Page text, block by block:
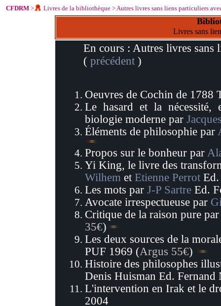
CFDRM> Livres de la bibliothèque>Autres livres sans liens particuliers
Livres sans
En cours : Autres livres sans
(précédent )
Oeuvres de Cochin de 1788
Le hasard et la nécessité,
biologie moderne par
Éléments de philosophie par
Propos sur le bonheur par
Yi King, le livre des
Wilhem et Etienne PerrotEd.
Les mots par J-P SartreEd.
Avocate irrespectueuse par
Critique de la raison pure
35€)
Les deux sources de la
PUF 1969 (Argus 55€)
Histoire des philosophes
Denis Huisman Ed. Fernand
L'intervention en Irak et le
2004